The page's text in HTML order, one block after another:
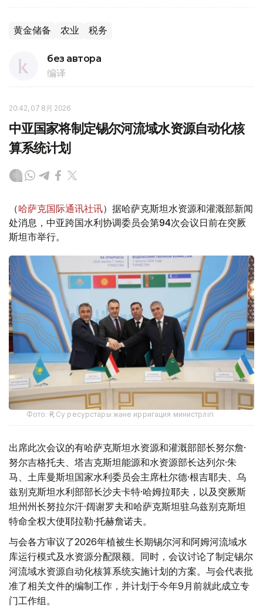
黄金储备 农业 税务
без автора
编译
20:42, 07 8月 2026
中亚国家将制定锡尔河流域水资源自动化核
算系统计划
（哈萨克国际通讯社讯）据哈萨克斯坦水资源和灌溉部新闻
处消息，中亚跨国水利协调委员会第94次会议日前在突厥
斯坦市举行。
Фото: ҚР Су ресурстары және ирригация министрлігі
出席此次会议的有哈萨克斯坦水资源和灌溉部部长努尔詹·
努尔吉格托夫、塔吉克斯坦能源和水资源部长达列尔·朱
马、土库曼斯坦国家水利委员会主席杜尔德·根吉耶夫、乌
兹别克斯坦水利部部长沙夫卡特·哈姆拉耶夫，以及突厥斯
坦州州长努拉尔汗·阔谢罗夫和哈萨克斯坦驻乌兹别克斯坦
特命全权大使耶拉勒·托赫詹诺夫。
与会各方审议了2026年植被生长期锡尔河和阿姆河流域水
库运行模式及水资源分配限额。同时，会议讨论了制定锡尔
河流域水资源自动化核算系统实施计划的方案。与会代表批
准了相关文件的编制工作，并计划于今年9月前就此成立专
门工作组。